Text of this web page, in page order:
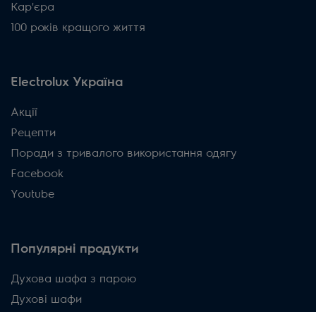
Кар'єра
100 років кращого життя
Electrolux Україна
Акції
Рецепти
Поради з тривалого використання одягу
Facebook
Youtube
Популярні продукти
Духова шафа з парою
Духові шафи